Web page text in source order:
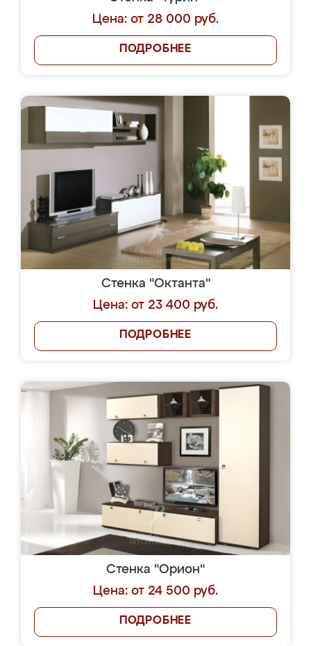
Цена: от 28 000 руб.
ПОДРОБНЕЕ
Стенка "Октанта"
Цена: от 23 400 руб.
ПОДРОБНЕЕ
Стенка "Орион"
Цена: от 24 500 руб.
ПОДРОБНЕЕ